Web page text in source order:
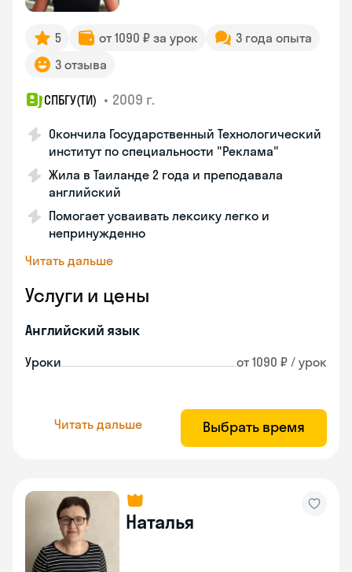
5 от 1090 ₽ за урок
3 года опыта
3 отзыва
СПБГУ(ТИ) • 2009 г.
Окончила Государственный Технологический
институт по специальности "Реклама"
Жила в Таиланде 2 года и преподавала
английский
Помогает усваивать лексику легко и
непринужденно
Читать дальше
Услуги и цены
Английский язык
Уроки от 1090 ₽ / урок
Читать дальше Выбрать время
Наталья